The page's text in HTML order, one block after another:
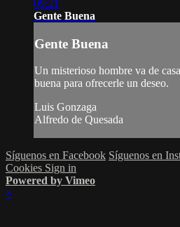
09:21
Gente Buena
Gente Buena
Un misterioso hombre va de
buena para ofrecerle un deseo.
Luis Gonzaga
Alfredo de Quesada
Síguenos en Facebook Síguenos en
Cookies Sign in
Powered by Vimeo
×